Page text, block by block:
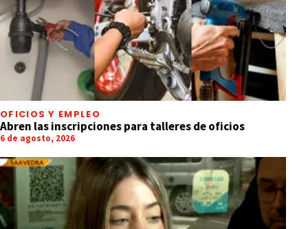
OFICIOS Y EMPLEO
Abren las inscripciones para talleres de oficios
6 de agosto, 2026